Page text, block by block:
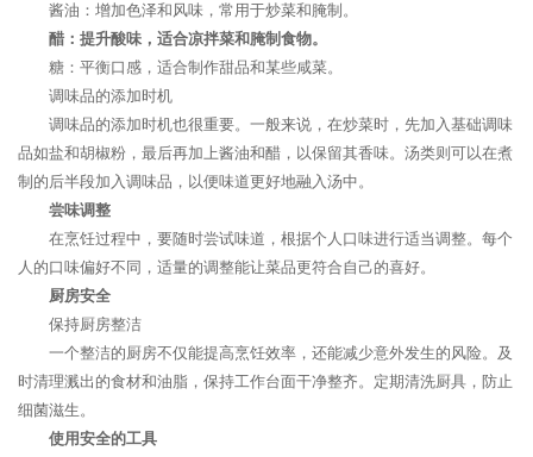
酱油：增加色泽和风味，常用于炒菜和腌制。
醋：提升酸味，适合凉拌菜和腌制食物。
糖：平衡口感，适合制作甜品和某些咸菜。
调味品的添加时机
调味品的添加时机也很重要。一般来说，在炒菜时，先加入基础调味
品如盐和胡椒粉，最后再加上酱油和醋，以保留其香味。汤类则可以在煮
制的后半段加入调味品，以便味道更好地融入汤中。
尝味调整
在烹饪过程中，要随时尝试味道，根据个人口味进行适当调整。每个
人的口味偏好不同，适量的调整能让菜品更符合自己的喜好。
厨房安全
保持厨房整洁
一个整洁的厨房不仅能提高烹饪效率，还能减少意外发生的风险。及
时清理溅出的食材和油脂，保持工作台面干净整齐。定期清洗厨具，防止
细菌滋生。
使用安全的工具